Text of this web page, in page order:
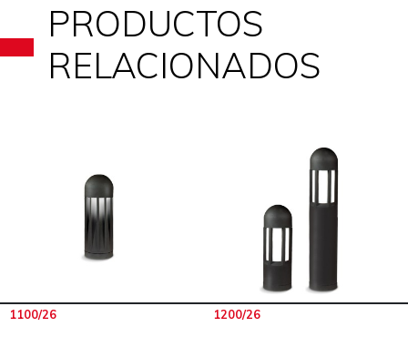
PRODUCTOS
RELACIONADOS
1100/26 1200/26